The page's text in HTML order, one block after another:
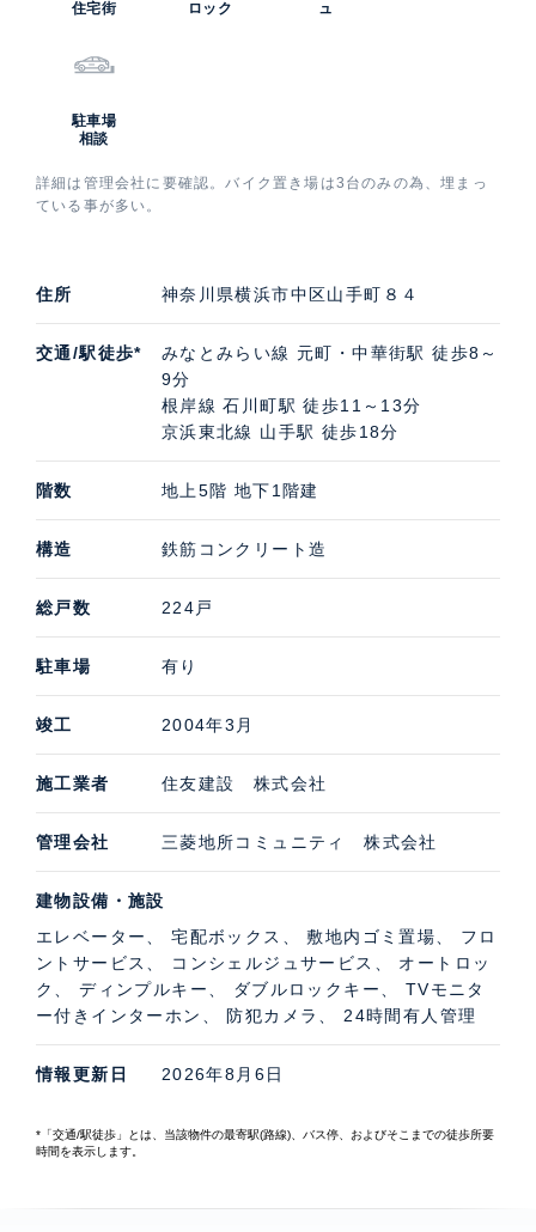
どのご相談は、高級不動産の取扱いに特化したケン・コ
す。コルティーレ山手町の募集（貸す・売る）に際して
す。
住宅街
ロック
ュ
駐車場
相談
詳細は管理会社に要確認。バイク置き場は3台のみの為、埋まっ
ている事が多い。
住所 神奈川県横浜市中区山手町８４
交通/駅徒歩*
みなとみらい線 元町・中華街駅 徒歩8～
9分
根岸線 石川町駅 徒歩11～13分
京浜東北線 山手駅 徒歩18分
階数 地上5階 地下1階建
構造 鉄筋コンクリート造
総戸数 224戸
駐車場 有り
竣工 2004年3月
施工業者 住友建設 株式会社
管理会社 三菱地所コミュニティ 株式会社
建物設備・施設
エレベーター、 宅配ボックス、 敷地内ゴミ置場、 フロ
ントサービス、 コンシェルジュサービス、 オートロッ
ク、 ディンプルキー、 ダブルロックキー、 TVモニタ
ー付きインターホン、 防犯カメラ、 24時間有人管理
情報更新日 2026年8月6日
*「交通/駅徒歩」とは、当該物件の最寄駅(路線)、バス停、およびそこまでの徒歩所要
時間を表示します。